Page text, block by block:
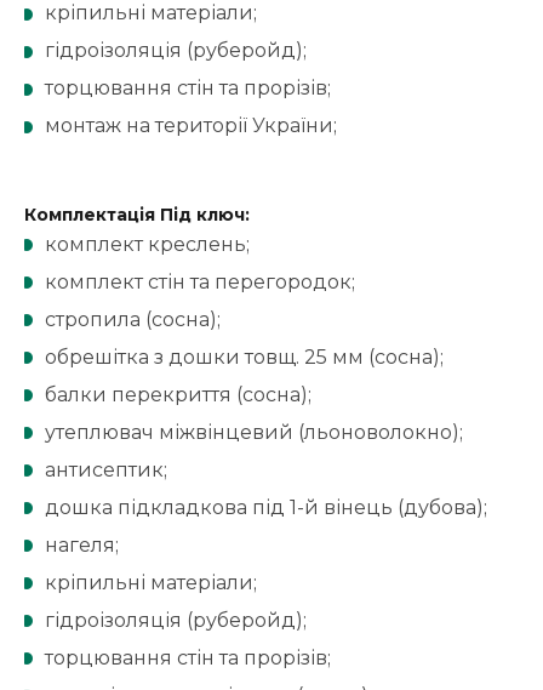
кріпильні матеріали;
гідроізоляція (руберойд);
торцювання стін та прорізів;
монтаж на території України;
Комплектація Під ключ:
комплект креслень;
комплект стін та перегородок;
стропила (сосна);
обрешітка з дошки товщ. 25 мм (сосна);
балки перекриття (сосна);
утеплювач міжвінцевий (льоноволокно);
антисептик;
дошка підкладкова під 1-й вінець (дубова);
нагеля;
кріпильні матеріали;
гідроізоляція (руберойд);
торцювання стін та прорізів;